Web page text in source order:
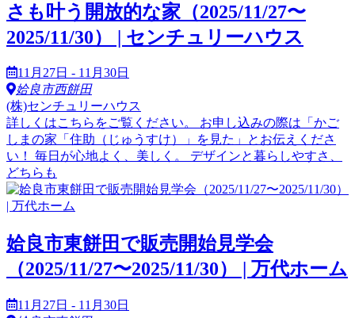
さも叶う開放的な家（2025/11/27〜
2025/11/30） | センチュリーハウス
11月27日 - 11月30日
姶良市西餅田
(株)センチュリーハウス
詳しくはこちらをご覧ください。 お申し込みの際は「かご
しまの家「住助（じゅうすけ）」を見た」とお伝えくださ
い！ 毎日が心地よく、美しく。 デザインと暮らしやすさ、
どちらも
姶良市東餅田で販売開始見学会
（2025/11/27〜2025/11/30） | 万代ホーム
11月27日 - 11月30日